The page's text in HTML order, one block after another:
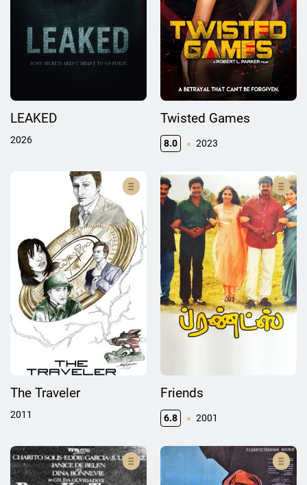
LEAKED
2026
Twisted Games
8.0 2023
The Traveler
2011
Friends
6.8 2001